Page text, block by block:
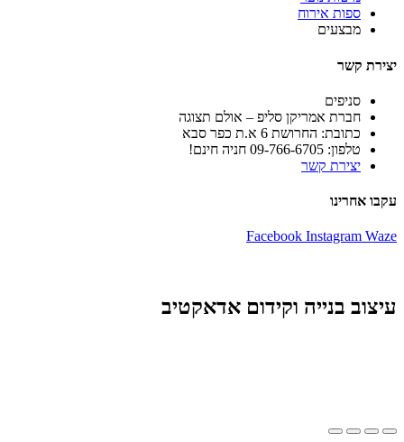
ספות אירוח
מבצעים
יצירת קשר
סניפים
חברת אמריקן סליפ – אולם תצוגה
כתובת: החרושת 6 א.ת כפר סבא
טלפון: 09-766-6705 חניה חינם!
יצירת קשר
עקבו אחרינו
Facebook Instagram Waze
עיצוב בנייה וקידום אדאקטיב